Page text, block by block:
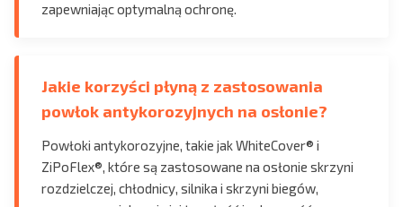
zapewniając optymalną ochronę.
Jakie korzyści płyną z zastosowania
powłok antykorozyjnych na osłonie?
Powłoki antykorozyjne, takie jak WhiteCover® i
ZiPoFlex®, które są zastosowane na osłonie skrzyni
rozdzielczej, chłodnicy, silnika i skrzyni biegów,